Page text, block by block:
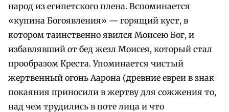
народ из египетского плена. Вспоминается
«купина Богоявления» — горящий куст, в
котором таинственно явился Моисею Бог, и
избавлявший от бед жезл Моисея, который стал
прообразом Креста. Упоминается чистый
жертвенный огонь Аарона (древние евреи в знак
покаяния приносили в жертву для сожжения то,
над чем трудились в поте лица и что